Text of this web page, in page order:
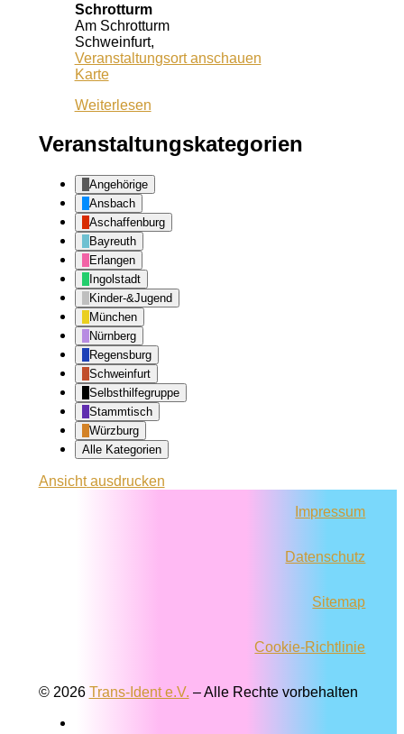
Schrotturm
Am Schrotturm
Schweinfurt,
Veranstaltungsort anschauen
KarteSchrotturm
Weiterlesen
Veranstaltungskategorien
Angehörige
Ansbach
Aschaffenburg
Bayreuth
Erlangen
Ingolstadt
Kinder-&Jugend
München
Nürnberg
Regensburg
Schweinfurt
Selbsthilfegruppe
Stammtisch
Würzburg
Alle Kategorien
Ansichtausdrucken
Impressum
Datenschutz
Sitemap
Cookie-Richtlinie
© 2026 Trans-Ident e.V. – Alle Rechte vorbehalten